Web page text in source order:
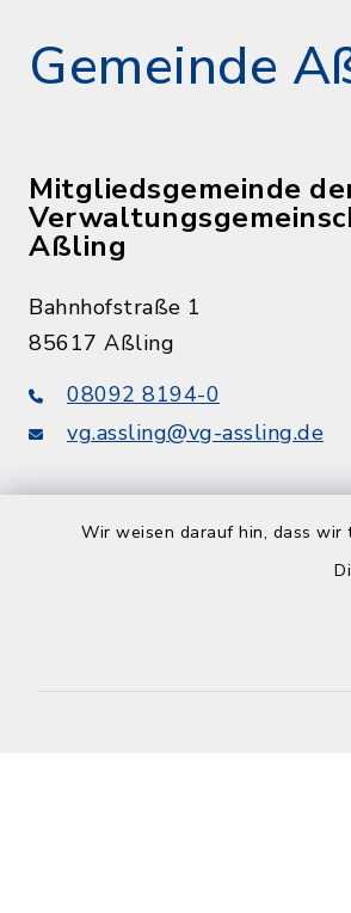
Wir weisen darauf hin, dass wir
Gemeinde
Mitgliedsgemeinde
Aßling
Bahnhofstraße 1
85617 Aßling
08092 8194-0
vg.assling@vg-assling.de